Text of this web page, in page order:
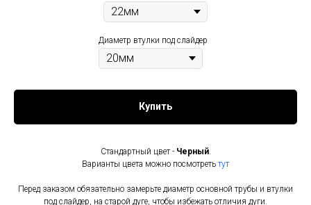
Диаметр втулки под слайдер
Купить
Стандартный цвет - Черный.
Варианты цвета можно посмотреть тут
Перед заказом обязательно замерьте диаметр основной трубы и втулки
под слайдер, на старой дуге, чтобы избежать отличия дуги.